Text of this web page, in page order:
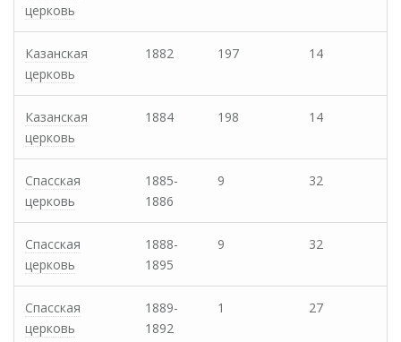
церковь
Казанская
церковь
1882 197 14
Казанская
церковь
1884 198 14
Спасская
церковь
1885-
1886
9 32
Спасская
церковь
1888-
1895
9 32
Спасская
церковь
1889-
1892
1 27